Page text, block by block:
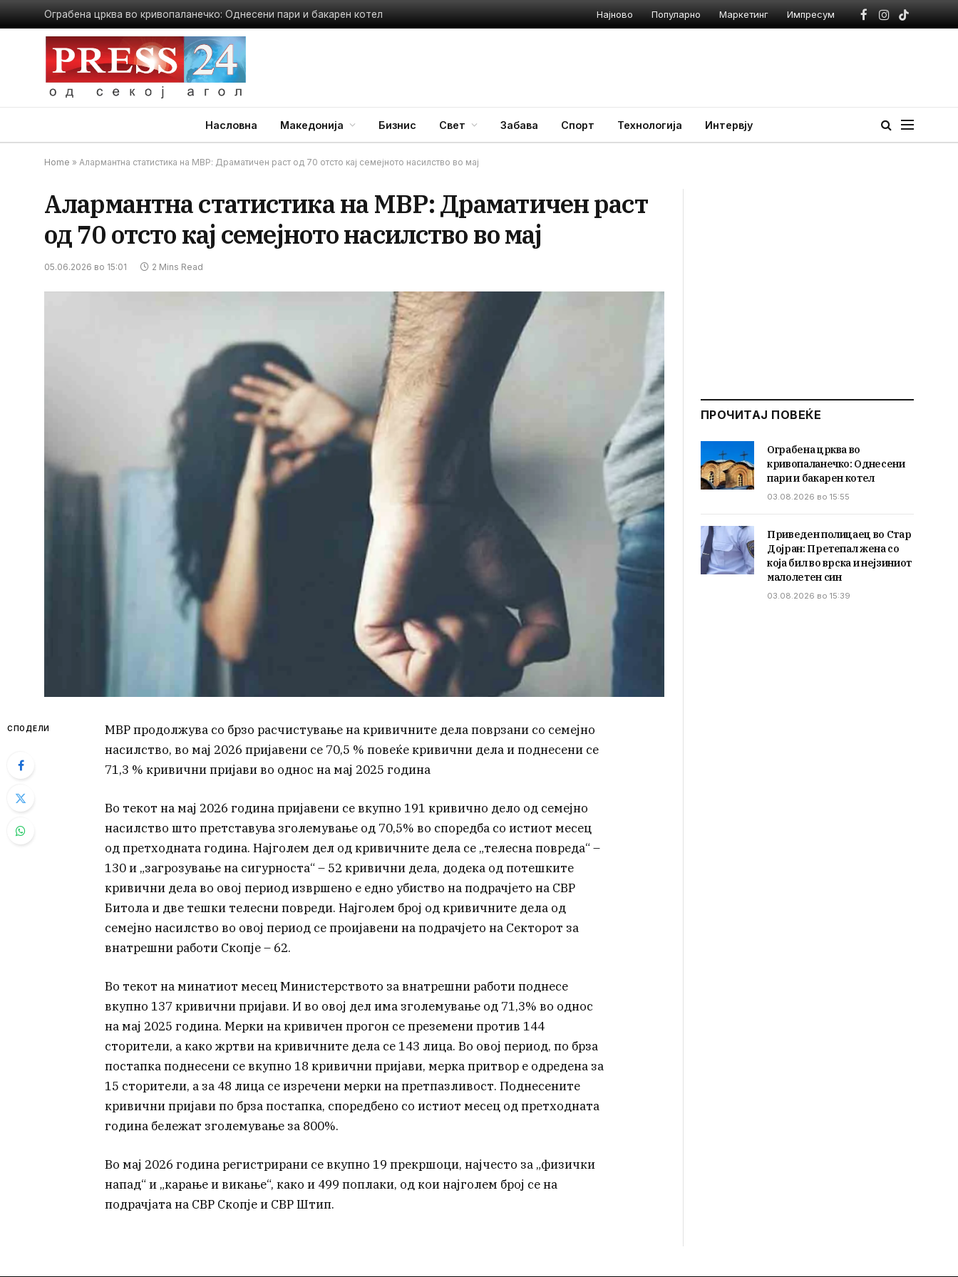
Ограбена црква во кривопаланечко: Однесени пари и бакарен котел Најново Популарно Маркетинг Импресум
Facebook
Instagram
TikTok
Насловна Македонија Бизнис Свет Забава Спорт Технологија Интервју
Home » Алармантна статистика на МВР: Драматичен раст од 70 отсто кај семејното насилство во мај
Алармантна статистика на МВР: Драматичен раст
од 70 отсто кај семејното насилство во мај
05.06.2026 во 15:01 2 Mins Read
СПОДЕЛИ
МВР продолжува со брзо расчистување на кривичните дела поврзани со семејно
насилство, во мај 2026 пријавени се 70,5 % повеќе кривични дела и поднесени се
71,3 % кривични пријави во однос на мај 2025 година
Во текот на мај 2026 година пријавени се вкупно 191 кривично дело од семејно
насилство што претставува зголемување од 70,5% во споредба со истиот месец
од претходната година. Најголем дел од кривичните дела се „телесна повреда“ –
130 и „загрозување на сигурноста“ – 52 кривични дела, додека од потешките
кривични дела во овој период извршено е едно убиство на подрачјето на СВР
Битола и две тешки телесни повреди. Најголем број од кривичните дела од
семејно насилство во овој период се проијавени на подрачјето на Секторот за
внатрешни работи Скопје – 62.
Во текот на минатиот месец Министерството за внатрешни работи поднесе
вкупно 137 кривични пријави. И во овој дел има зголемување од 71,3% во однос
на мај 2025 година. Мерки на кривичен прогон се преземени против 144
сторители, а како жртви на кривичните дела се 143 лица. Во овој период, по брза
постапка поднесени се вкупно 18 кривични пријави, мерка притвор е одредена за
15 сторители, а за 48 лица се изречени мерки на претпазливост. Поднесените
кривични пријави по брза постапка, споредбено со истиот месец од претходната
година бележат зголемување за 800%.
Во мај 2026 година регистрирани се вкупно 19 прекршоци, најчесто за „физички
напад“ и „карање и викање“, како и 499 поплаки, од кои најголем број се на
подрачјата на СВР Скопје и СВР Штип.
ПРОЧИТАЈ ПОВЕЌЕ
Ограбена црква во
кривопаланечко: Однесени
пари и бакарен котел
03.08.2026 во 15:55
Приведен полицаец во Стар
Дојран: Претепал жена со
која бил во врска и нејзиниот
малолетен син
03.08.2026 во 15:39